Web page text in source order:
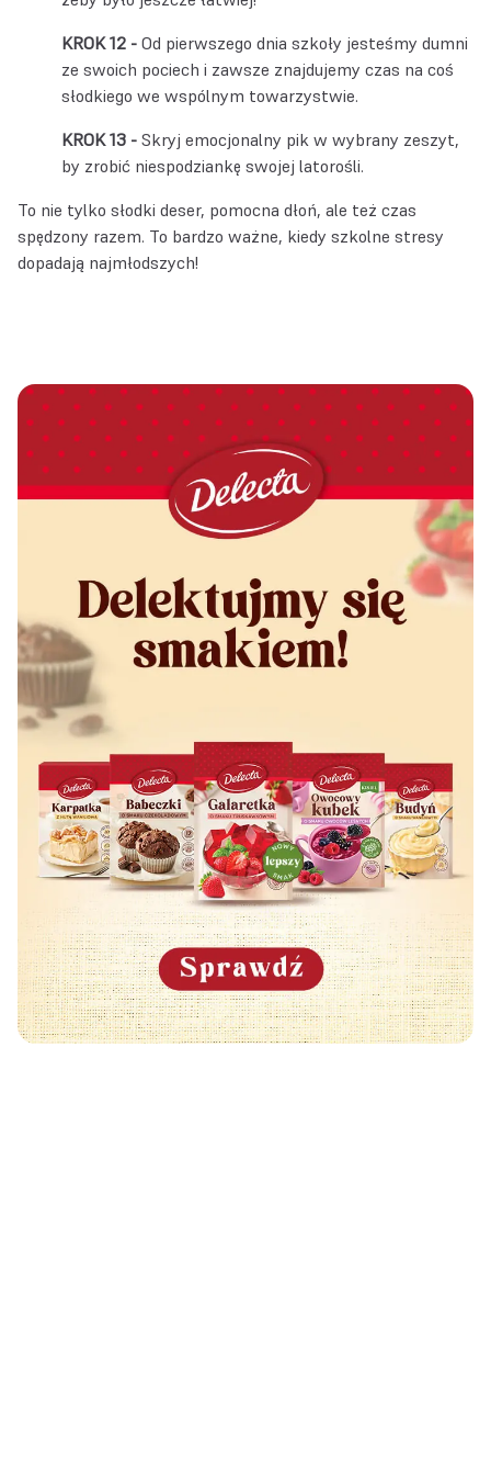
Od pierwszego dnia szkoły jesteśmy dumni
ze swoich pociech i zawsze znajdujemy czas na coś
słodkiego we wspólnym towarzystwie.
Skryj emocjonalny pik w wybrany zeszyt,
by zrobić niespodziankę swojej latorośli.
To nie tylko słodki deser, pomocna dłoń, ale też czas
spędzony razem. To bardzo ważne, kiedy szkolne stresy
dopadają najmłodszych!